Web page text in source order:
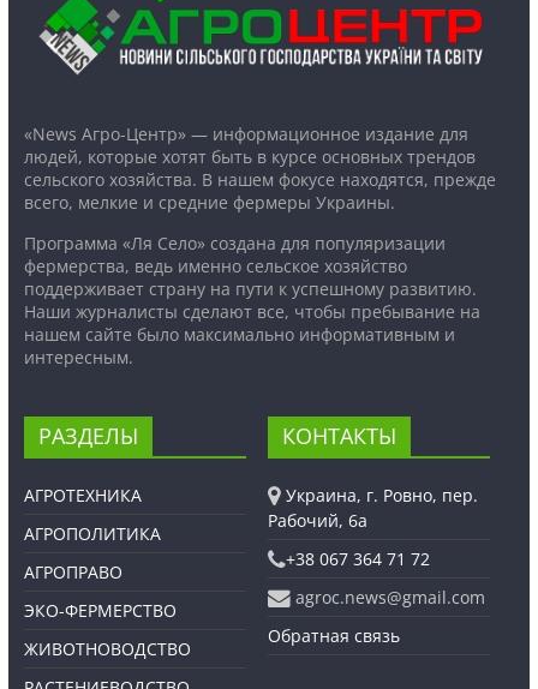
«News Агро-Центр» — информационное издание для
людей, которые хотят быть в курсе основных трендов
сельского хозяйства. В нашем фокусе находятся, прежде
всего, мелкие и средние фермеры Украины.
Программа «Ля Село» создана для популяризации
фермерства, ведь именно сельское хозяйство
поддерживает страну на пути к успешному развитию.
Наши журналисты сделают все, чтобы пребывание на
нашем сайте было максимально информативным и
интересным.
РАЗДЕЛЫ
АГРОТЕХНИКА
АГРОПОЛИТИКА
АГРОПРАВО
ЭКО-ФЕРМЕРСТВО
ЖИВОТНОВОДСТВО
КОНТАКТЫ
Украина, г. Ровно, пер.
Рабочий, 6а
+38 067 364 71 72
agroc.news@gmail.com
Обратная связь